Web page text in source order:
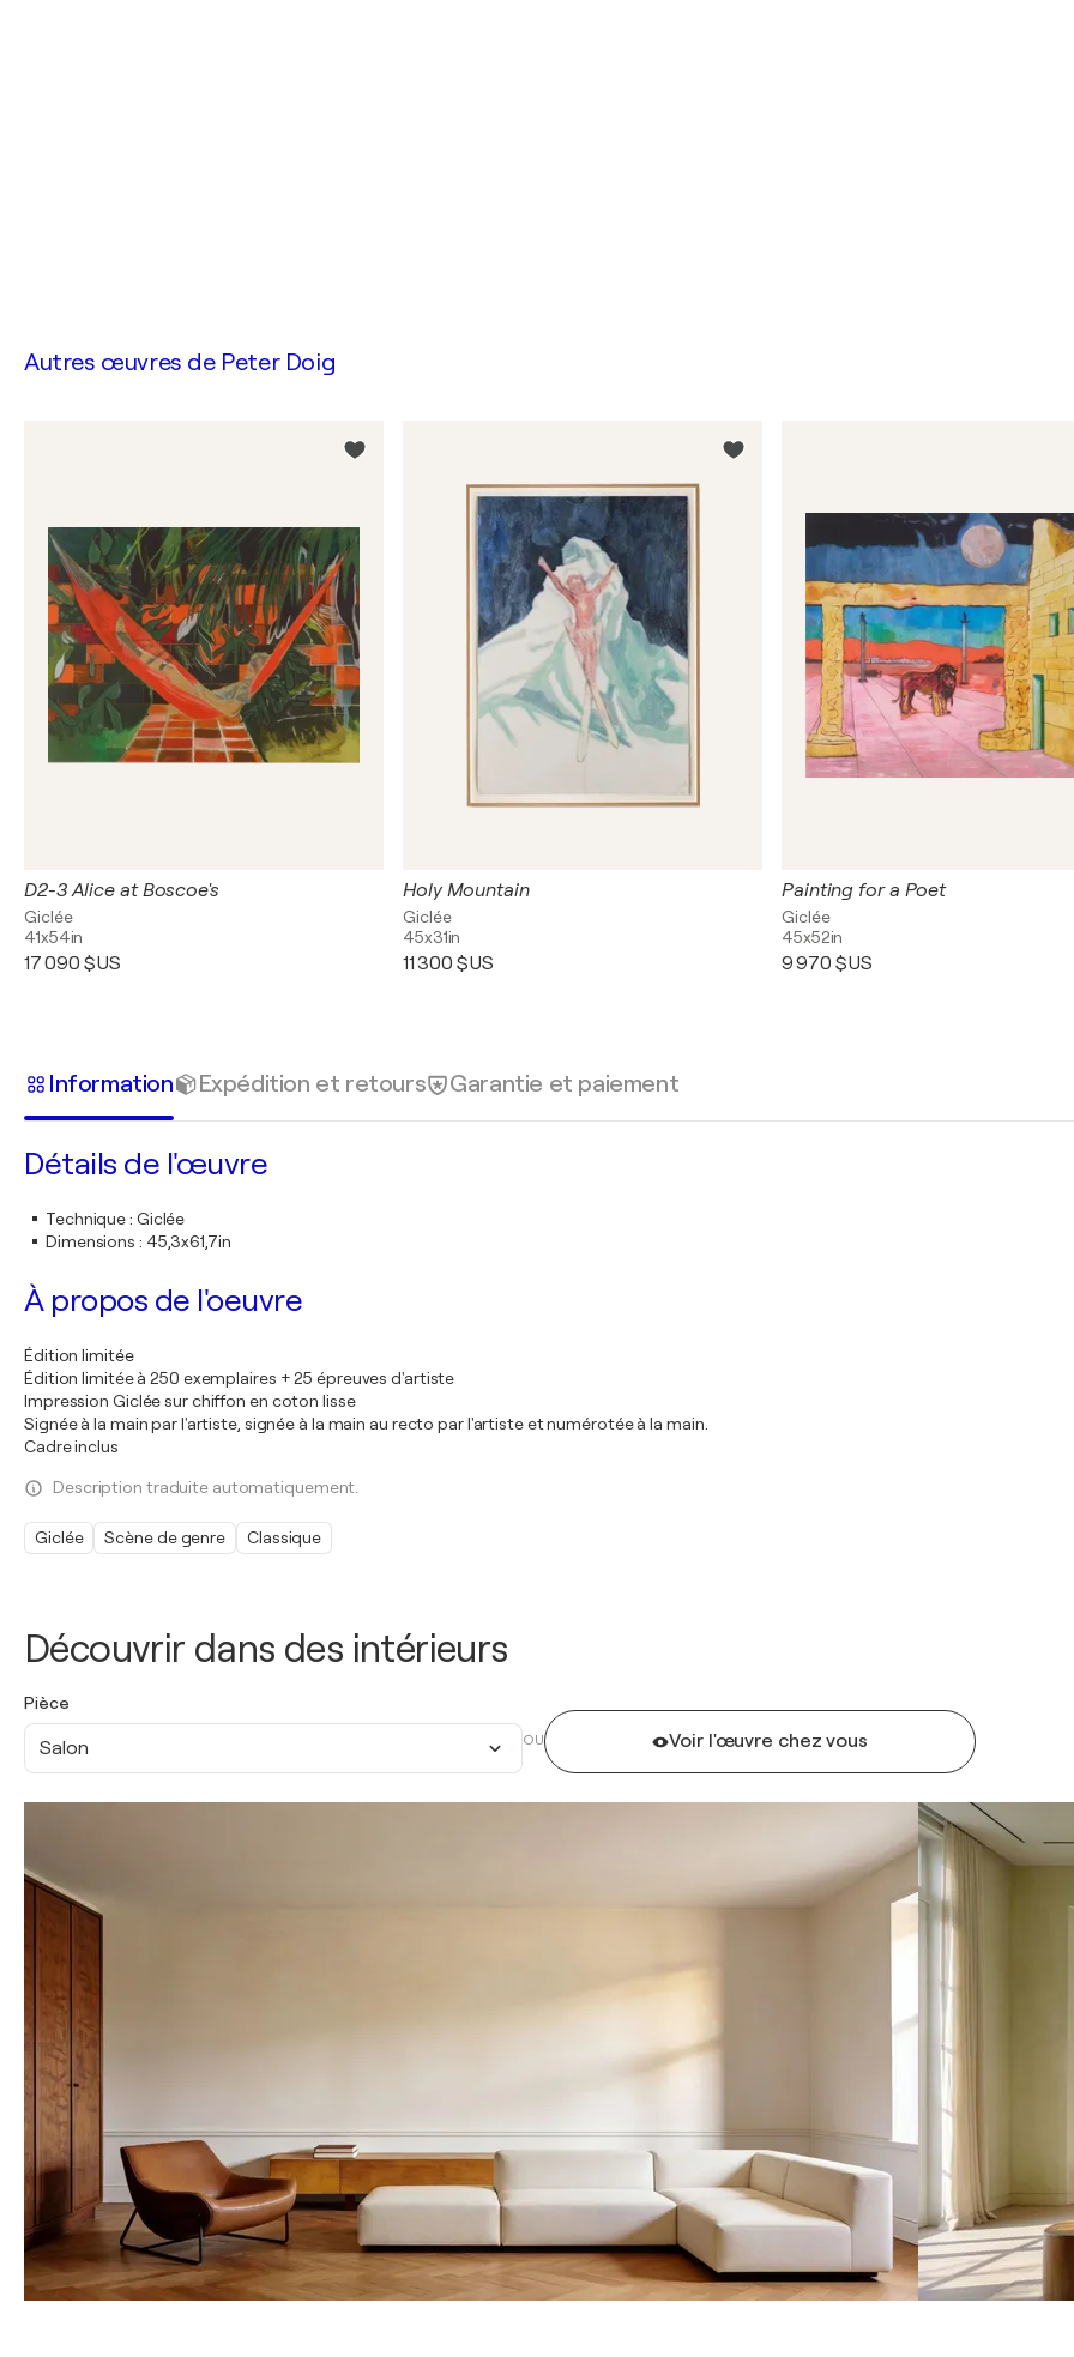
Découvrir dans des intérieurs
Pièce
Salon OU Voir l'œuvre chez vous
Autres œuvres de Peter Doig
D2-3 Alice at Boscoe's
Giclée
41x54in
17 090 $US
Holy Mountain
Giclée
45x31in
11 300 $US
Painting for a Poet
Giclée
45x52in
9 970 $US
Information Expédition et retours Garantie et paiement
Détails de l'œuvre
Technique: Giclée
Dimensions : 45,3x61,7in
À propos de l'oeuvre
Édition limitée
Édition limitée à 250 exemplaires + 25 épreuves d'artiste
Impression Giclée sur chiffon en coton lisse
Signée à la main par l'artiste, signée à la main au recto par l'artiste et numérotée à la main.
Cadre inclus
Description traduite automatiquement.
Giclée Scène de genre Classique